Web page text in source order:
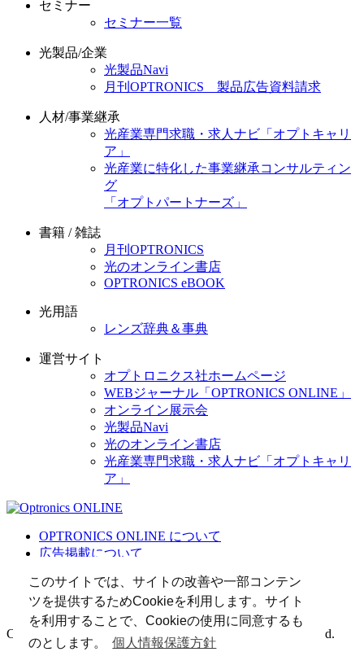
このサイトでは、サイトの改善や一部コンテン
ツを提供するためCookieを利用します。サイト
を利用することで、Cookieの使用に同意するも
のとします。
個人情報保護方針
セミナー
セミナー一覧
光製品/企業
光製品Navi
月刊OPTRONICS 製品広告資料請求
人材/事業継承
光産業専門求職・求人ナビ「オプトキャリ
ア」
光産業に特化した事業継承コンサルティン
グ
「オプトパートナーズ」
書籍 / 雑誌
月刊OPTRONICS
光のオンライン書店
OPTRONICS eBOOK
光用語
レンズ辞典＆事典
運営サイト
オプトロニクス社ホームページ
WEBジャーナル「OPTRONICS ONLINE」
オンライン展示会
光製品Navi
光のオンライン書店
光産業専門求職・求人ナビ「オプトキャリ
ア」
OPTRONICS ONLINE について
広告掲載について
個人情報
光関連リンク集
Copyright (C) 2025 The Optronics Co., Ltd. All rights reserved.